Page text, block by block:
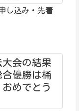
し込み・先着
大会の結果
優勝は桶
めでとう